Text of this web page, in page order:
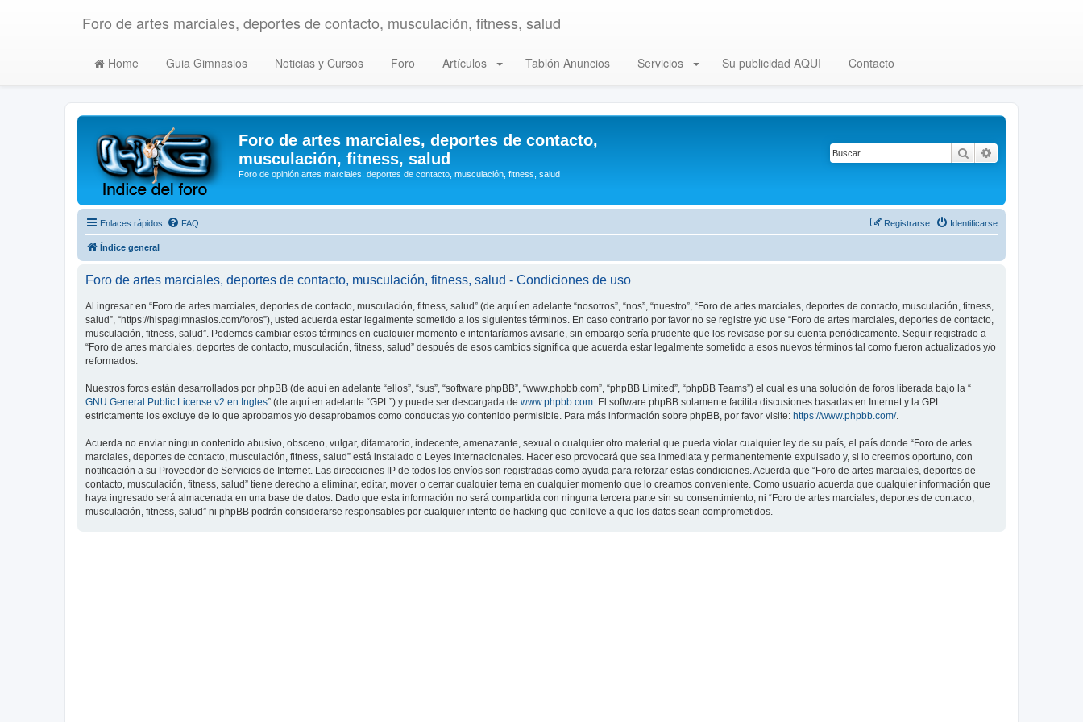
Foro de artes marciales, deportes de contacto, musculación, fitness, salud
Home Guia Gimnasios Noticias y Cursos Foro Artículos Tablón Anuncios Servicios Su publicidad AQUI Contacto
Foro de artes marciales, deportes de contacto,
musculación, fitness, salud
Foro de opinión artes marciales, deportes de contacto, musculación, fitness, salud
Buscar
Enlaces rápidos FAQ Identificarse
Registrarse
Índice general
Foro de artes marciales, deportes de contacto, musculación, fitness, salud - Condiciones de uso
Al ingresar en “Foro de artes marciales, deportes de contacto, musculación, fitness, salud” (de aquí en adelante “nosotros”, “nos”, “nuestro”, “Foro de artes marciales, deportes de contacto, musculación, fitness,
salud”, “https://hispagimnasios.com/foros”), usted acuerda estar legalmente sometido a los siguientes términos. En caso contrario por favor no se registre y/o use “Foro de artes marciales, deportes de contacto,
musculación, fitness, salud”. Podemos cambiar estos términos en cualquier momento e intentaríamos avisarle, sin embargo sería prudente que los revisase por su cuenta periódicamente. Seguir registrado a
“Foro de artes marciales, deportes de contacto, musculación, fitness, salud” después de esos cambios significa que acuerda estar legalmente sometido a esos nuevos términos tal como fueron actualizados y/o
reformados.
Nuestros foros están desarrollados por phpBB (de aquí en adelante “ellos”, “sus”, “software phpBB”, “www.phpbb.com”, “phpBB Limited”, “phpBB Teams”) el cual es una solución de foros liberada bajo la “
GNU General Public License v2 en Ingles” (de aquí en adelante “GPL”) y puede ser descargada de www.phpbb.com. El software phpBB solamente facilita discusiones basadas en Internet y la GPL
estrictamente los excluye de lo que aprobamos y/o desaprobamos como conductas y/o contenido permisible. Para más información sobre phpBB, por favor visite: https://www.phpbb.com/.
Acuerda no enviar ningun contenido abusivo, obsceno, vulgar, difamatorio, indecente, amenazante, sexual o cualquier otro material que pueda violar cualquier ley de su país, el país donde “Foro de artes
marciales, deportes de contacto, musculación, fitness, salud” está instalado o Leyes Internacionales. Hacer eso provocará que sea inmediata y permanentemente expulsado y, si lo creemos oportuno, con
notificación a su Proveedor de Servicios de Internet. Las direcciones IP de todos los envíos son registradas como ayuda para reforzar estas condiciones. Acuerda que “Foro de artes marciales, deportes de
contacto, musculación, fitness, salud” tiene derecho a eliminar, editar, mover o cerrar cualquier tema en cualquier momento que lo creamos conveniente. Como usuario acuerda que cualquier información que
haya ingresado será almacenada en una base de datos. Dado que esta información no será compartida con ninguna tercera parte sin su consentimiento, ni “Foro de artes marciales, deportes de contacto,
musculación, fitness, salud” ni phpBB podrán considerarse responsables por cualquier intento de hacking que conlleve a que los datos sean comprometidos.